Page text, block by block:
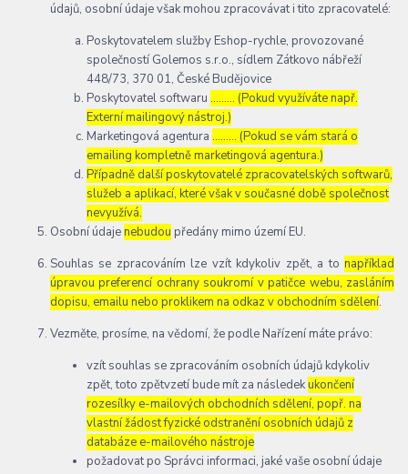
údajů, osobní údaje však mohou zpracovávat i tito zpracovatelé:
Poskytovatelem služby Eshop-rychle, provozované
společností Golemos s.r.o., sídlem Zátkovo nábřeží
448/73, 370 01, České Budějovice
Poskytovatel softwaru ……… (Pokud využíváte např.
Externí mailingový nástroj.)
Marketingová agentura ……… (Pokud se vám stará o
emailing kompletně marketingová agentura.)
Případně další poskytovatelé zpracovatelských softwarů,
služeb a aplikací, které však v současné době společnost
nevyužívá.
Osobní údaje nebudou předány mimo území EU.
Souhlas se zpracováním lze vzít kdykoliv zpět, a to například
úpravou preferencí ochrany soukromí v patičce webu, zasláním
dopisu, emailu nebo proklikem na odkaz v obchodním sdělení.
Vezměte, prosíme, na vědomí, že podle Nařízení máte právo:
vzít souhlas se zpracováním osobních údajů kdykoliv
zpět, toto zpětvzetí bude mít za následekukončení
rozesílky e-mailových obchodních sdělení, popř. na
vlastní žádost fyzické odstranění osobních údajů z
databáze e-mailového nástroje
požadovat po Správci informaci, jaké vaše osobní údaje